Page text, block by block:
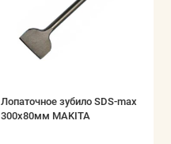
Лопаточное зубило SDS-max
300х80мм MAKITA